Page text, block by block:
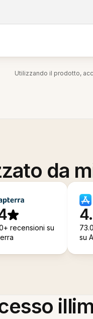
Utilizzando il prodotto,
da
recensioni su
su